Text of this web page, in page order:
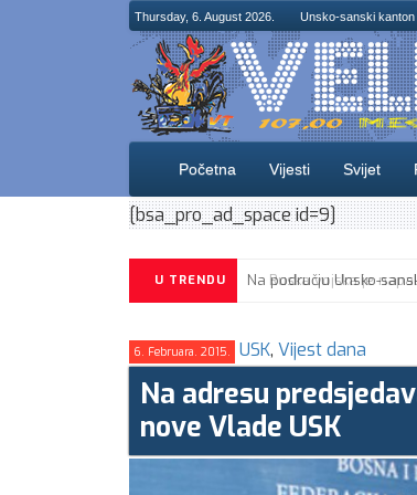
Thursday, 6. August 2026. Unsko-sanski kanton
Početna Vijesti Svijet
[bsa_pro_ad_space id=9]
U TRENDU
6. Februara. 2015. USK, Vijest dana
Na adresu
nove Vlade USK